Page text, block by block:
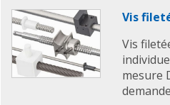
Vis
Vis
mesure